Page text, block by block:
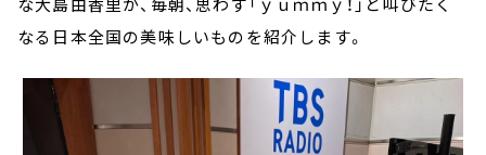
なる日本全国の美味しいものを紹介します。